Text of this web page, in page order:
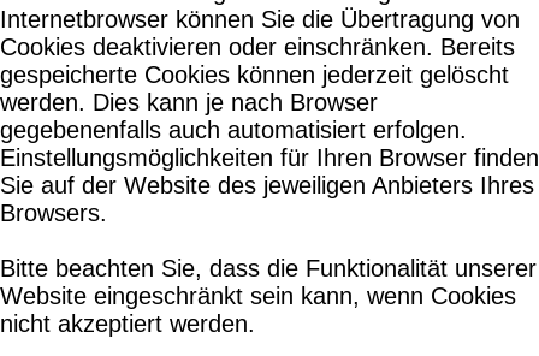
Internetbrowser können Sie die Übertragung von
Cookies deaktivieren oder einschränken. Bereits
gespeicherte Cookies können jederzeit gelöscht
werden. Dies kann je nach Browser
gegebenenfalls auch automatisiert erfolgen.
Einstellungsmöglichkeiten für Ihren Browser finden
Sie auf der Website des jeweiligen Anbieters Ihres
Browsers.
Bitte beachten Sie, dass die Funktionalität unserer
Website eingeschränkt sein kann, wenn Cookies
nicht akzeptiert werden.